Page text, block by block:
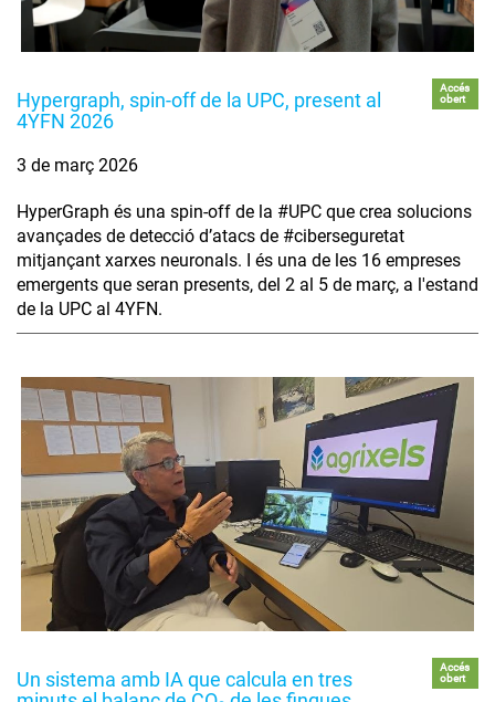
Hypergraph, spin-off de la UPC, present al
4YFN 2026
Accés
obert
3 de març 2026
HyperGraph és una spin-off de la #UPC que crea solucions
avançades de detecció d’atacs de #ciberseguretat
mitjançant xarxes neuronals. I és una de les 16 empreses
emergents que seran presents, del 2 al 5 de març, a l'estand
de la UPC al 4YFN.
Un sistema amb IA que calcula en tres
Accés
obert